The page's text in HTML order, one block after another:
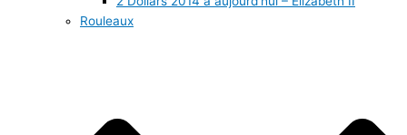
Rouleaux